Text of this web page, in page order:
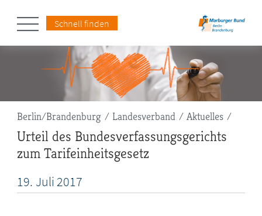
Schnell finden
Pfadnavigation
Berlin/Brandenburg Landesverband Aktuelles
Urteil des Bundesverfassungsgerichts
zum Tarifeinheitsgesetz
19. Juli2017